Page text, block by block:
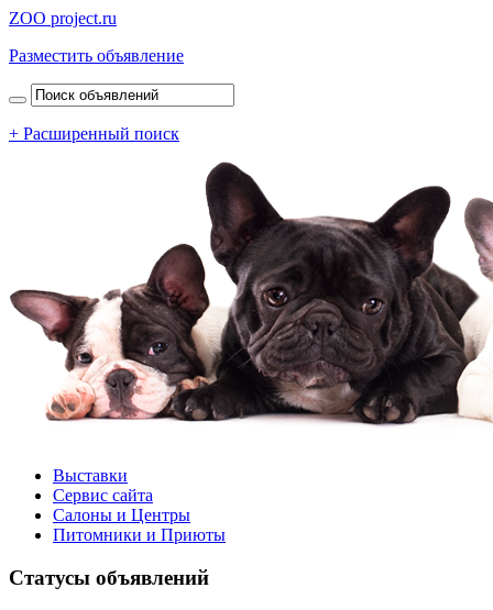
ZOO project.ru
Разместить объявление
+ Расширенный поиск
Выставки
Сервис сайта
Салоны и Центры
Питомники и Приюты
Статусы объявлений